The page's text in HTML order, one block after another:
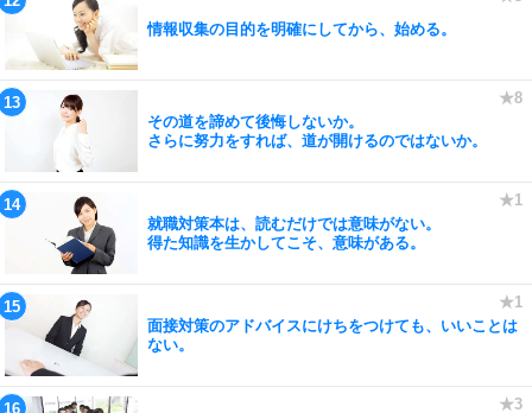
情報収集の目的を明確にしてから、始める。
その道を諦めて後悔しないか。
さらに努力をすれば、道が開けるのではないか。
就職対策本は、読むだけでは意味がない。
得た知識を生かしてこそ、意味がある。
面接対策のアドバイスにけちをつけても、いいことは
ない。